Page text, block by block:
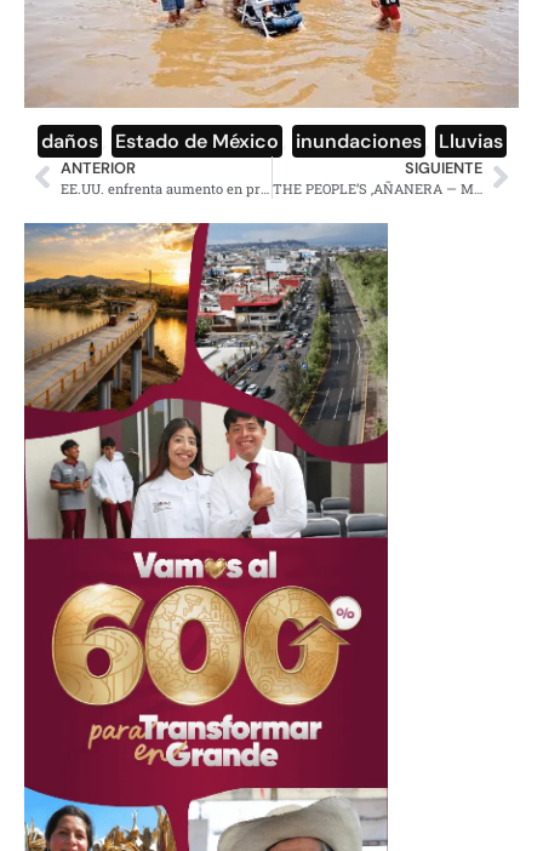
daños Estado de México inundaciones Lluvias
ANTERIOR SIGUIENTE
THE PEOPLE’S ,AÑANERA — MORNING PRESIDENTIAL PRESS CONFERENCE — WEDNESDAY, MAY 13, 2026